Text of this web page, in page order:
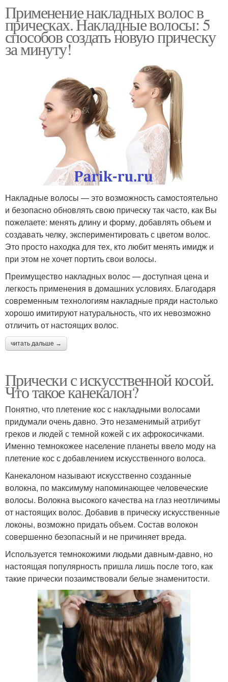
Применение накладных волос в
прическах. Накладные волосы: 5
способов создать новую прическу
за минуту!
Накладные волосы — это возможность самостоятельно
и безопасно обновлять свою прическу так часто, как Вы
пожелаете: менять длину и форму, добавлять объем и
создавать челку, экспериментировать с цветом волос.
Это просто находка для тех, кто любит менять имидж и
при этом не хочет портить свои волосы.
Преимущество накладных волос — доступная цена и
легкость применения в домашних условиях. Благодаря
современным технологиям накладные пряди настолько
хорошо имитируют натуральность, что их невозможно
отличить от настоящих волос.
читать дальше →
Прически с искусственной косой.
Что такое канекалон?
Понятно, что плетение кос с накладными волосами
придумали очень давно. Это незаменимый атрибут
греков и людей с темной кожей с их афрокосичками.
Именно темнокожее население планеты ввело моду на
плетение кос с добавлением искусственного волоса.
Канекалоном называют искусственно созданные
волокна, по максимуму напоминающее человеческие
волосы. Волокна высокого качества на глаз неотличимы
от настоящих волос. Добавив в прическу искусственные
локоны, возможно придать объем. Состав волокон
совершенно безопасный и не причиняет вреда.
Используется темнокожими людьми давным-давно, но
настоящая популярность пришла лишь после того, как
такие прически позаимствовали белые знаменитости.